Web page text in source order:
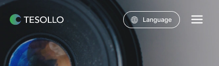
콘텐츠로
건너뛰기